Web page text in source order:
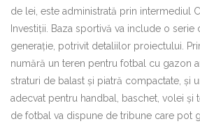
de lei, este administrată prin intermediul
Investiții. Baza sportivă va include o
generație, potrivit detaliilor proiectului.
numără un teren pentru fotbal cu gazon
straturi de balast și piatră compactate, și
adecvat pentru handbal, baschet, volei și
de fotbal va dispune de tribune care pot